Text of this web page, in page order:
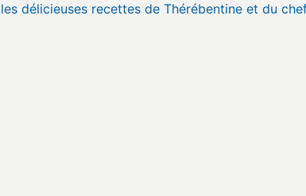
délicieuses recettes de Thérébentine et du